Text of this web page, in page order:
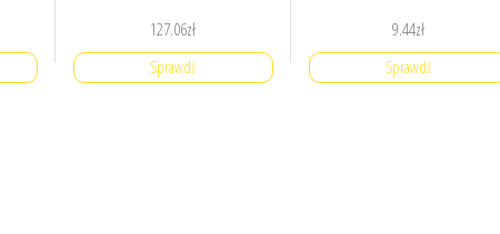
127.06zł
Sprawdź
9.44zł
Sprawdź